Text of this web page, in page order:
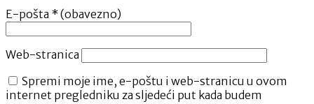
E-pošta * (obavezno)
Web-stranica
Spremi moje ime, e-poštu i web-stranicu u ovom
internet pregledniku za sljedeći put kada budem